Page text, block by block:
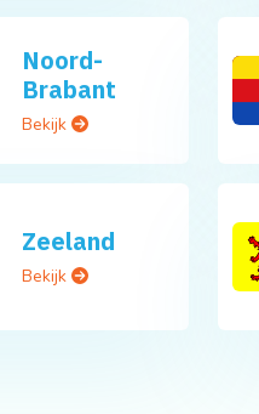
Noord-
Brabant
Bekijk
Zeeland
Bekijk